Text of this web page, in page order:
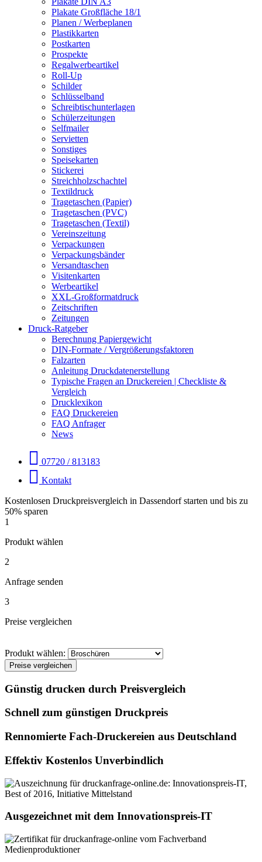
Plakate Großfläche 18/1
Planen / Werbeplanen
Plastikkarten
Postkarten
Prospekte
Regalwerbeartikel
Roll-Up
Schilder
Schlüsselband
Schreibtischunterlagen
Schülerzeitungen
Selfmailer
Servietten
Sonstiges
Speisekarten
Stickerei
Streichholzschachtel
Textildruck
Tragetaschen (Papier)
Tragetaschen (PVC)
Tragetaschen (Textil)
Vereinszeitung
Verpackungen
Verpackungsbänder
Versandtaschen
Visitenkarten
Werbeartikel
XXL-Großformatdruck
Zeitschriften
Zeitungen
Druck-Ratgeber
Berechnung Papiergewicht
DIN-Formate / Vergrößerungsfaktoren
Falzarten
Anleitung Druckdatenerstellung
Typische Fragen an Druckereien | Checkliste &
Vergleich
Drucklexikon
FAQ Druckereien
FAQ Anfrager
News
07720 / 813183
Kontakt
Kostenlosen Druckpreisvergleich in Dassendorf starten und bis zu
50% sparen
1
Produkt wählen
2
Anfrage senden
3
Preise vergleichen
Produkt wählen:
Preise vergleichen
Günstig drucken durch Preisvergleich
Schnell zum günstigen Druckpreis
Rennomierte Fach-Druckereien aus Deutschland
Effektiv Kostenlos Unverbindlich
Ausgezeichnet mit dem Innovationspreis-IT